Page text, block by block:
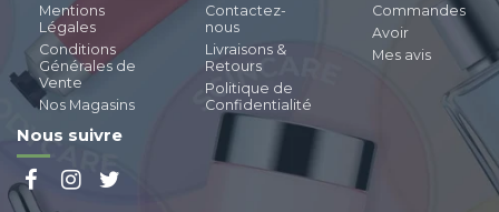
Mentions
Légales
Conditions
Générales de
Vente
Nos Magasins
Contactez-
nous
Livraisons &
Retours
Politique de
Confidentialité
Commandes
Avoir
Mes avis
Nous suivre